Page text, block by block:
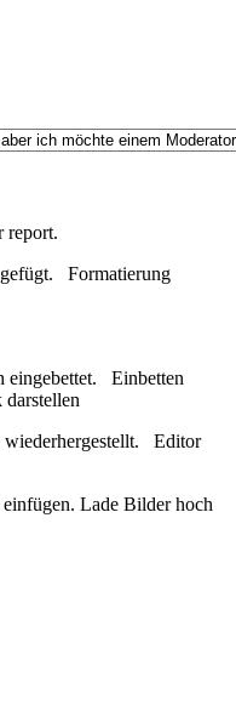
report.
Formatierung
eingebettet. Einbetten
Editor
Lade Bilder hoch